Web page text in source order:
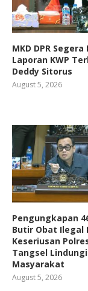
MKD DPR Segera
Laporan KWP
Deddy Sitorus
August 5, 2026
Pengungkapan
Butir Obat Ilegal
Keseriusan
Tangsel Lindungi
Masyarakat
August 5, 2026